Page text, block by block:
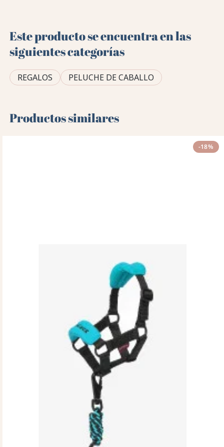
Este producto se encuentra en las
siguientes categorías
REGALOS PELUCHE DE CABALLO
Productos similares
-18%